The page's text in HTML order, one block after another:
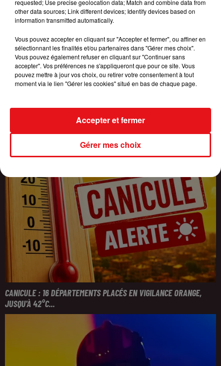
INCENDIES : 184 PERSONNES INTERPELLÉES DEPUIS DÉBUT
JUILLET, DES...
CANICULE : 16 DÉPARTEMENTS PLACÉS EN VIGILANCE ORANGE,
JUSQU'À 42°C...
requested; Use precise geolocation data; Match and combine data from
other data sources; Link different devices; Identify devices based on
information transmitted automatically.
Vous pouvez accepter en cliquant sur "Accepter et fermer", ou affiner en
sélectionnant les finalités et/ou partenaires dans "Gérer mes choix".
Vous pouvez également refuser en cliquant sur "Continuer sans
accepter". Vos préférences ne s'appliqueront que pour ce site. Vous
pouvez mettre à jour vos choix, ou retirer votre consentement à tout
moment via le lien "Gérer les cookies" situé en bas de chaque page.
Gérer mes choix
Accepter et fermer